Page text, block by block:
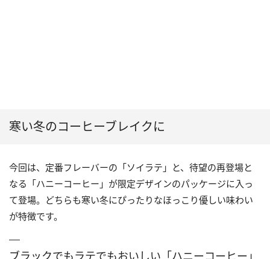
寒い冬のコーヒーブレイクに
今回は、定番フレーバーの「ソイラテ」と、待望の再登場と
なる「ハニーコーヒー」が限定デザインのパッケージに入っ
て登場。どちらも寒い冬にぴったりなほっこり優しい味わい
が特徴です。
ブラックでもラテでもおいしい「ハニーコーヒー」